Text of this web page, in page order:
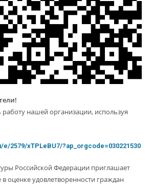
нашей организации, используя
2579/xTPLeBU7/?ap_orgcode=030221530
Российской Федерации приглашает
в оценке удовлетворенности граждан